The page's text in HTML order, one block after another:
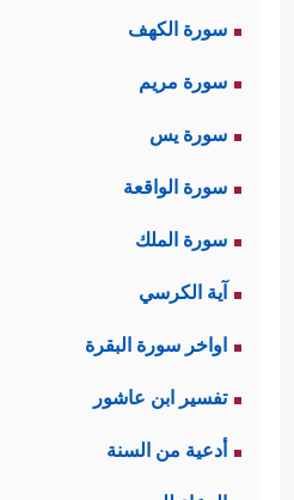
سورة الكهف
سورة مريم
سورة يس
سورة الواقعة
سورة الملك
آية الكرسي
اواخر سورة البقرة
تفسير ابن عاشور
أدعية من السنة